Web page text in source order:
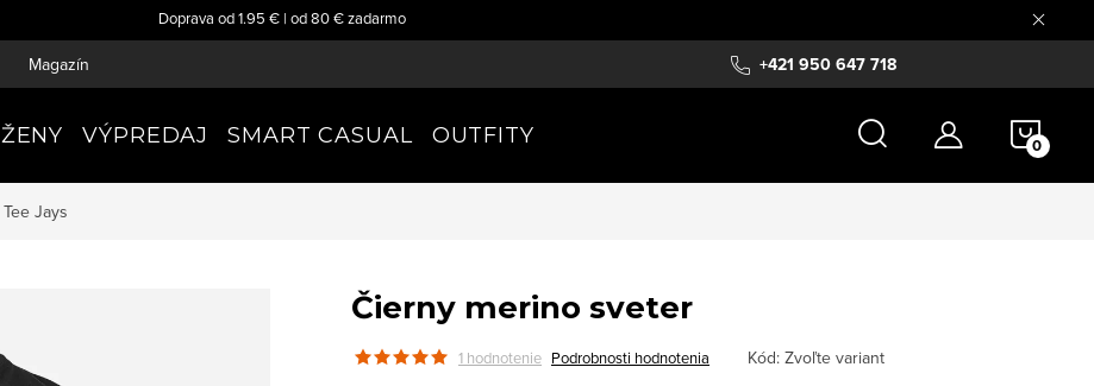
Doprava od 1.95 € | od 80 € zadarmo
+421 950 647 718
Magazín
ŽENY VÝPREDAJ SMART CASUAL OUTFITY
Tee Jays
Čierny merino sveter
1 hodnotenie Podrobnosti hodnotenia Kód: Zvoľte variant